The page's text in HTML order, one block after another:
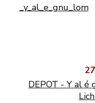
DEPOT - Y al é